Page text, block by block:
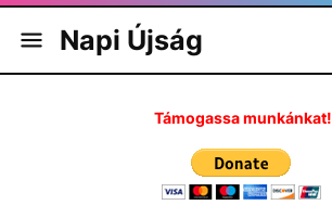
Napi Újság
Támogassa munkánkat!